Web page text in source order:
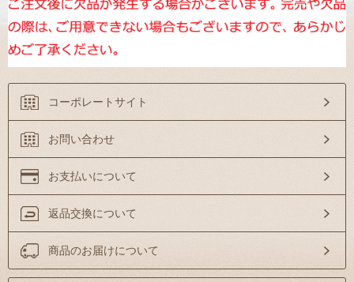
コーポレートサイト
お問い合わせ
お支払いについて
返品交換について
商品のお届けについて